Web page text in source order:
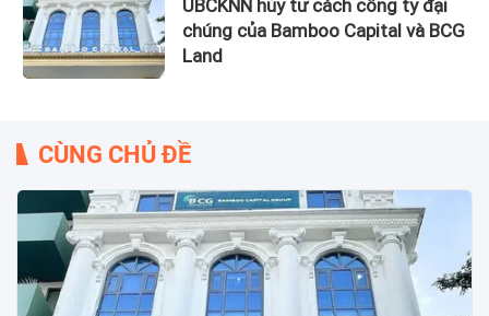
UBCKNN hủy tư cách công ty đại
chúng của Bamboo Capital và BCG
Land
CÙNG CHỦ ĐỀ